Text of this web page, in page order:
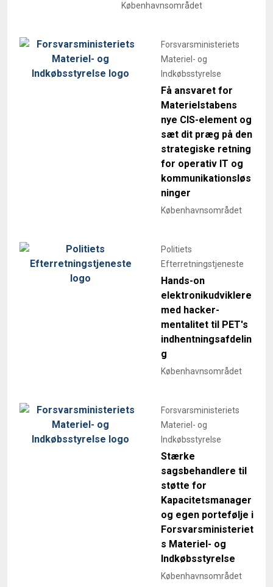
Københavnsområdet
Forsvarsministeriets
Materiel- og
Indkøbsstyrelse
Få ansvaret for
Materielstabens
nye CIS-element og
sæt dit præg på den
strategiske retning
for operativ IT og
kommunikationsløs
ninger
Københavnsområdet
Politiets
Efterretningstjeneste
Hands-on
elektronikudviklere
med hacker-
mentalitet til PET's
indhentningsafdelin
g
Københavnsområdet
Forsvarsministeriets
Materiel- og
Indkøbsstyrelse
Stærke
sagsbehandlere til
støtte for
Kapacitetsmanager
og egen portefølje i
Forsvarsministeriet
s Materiel- og
Indkøbsstyrelse
Københavnsområdet